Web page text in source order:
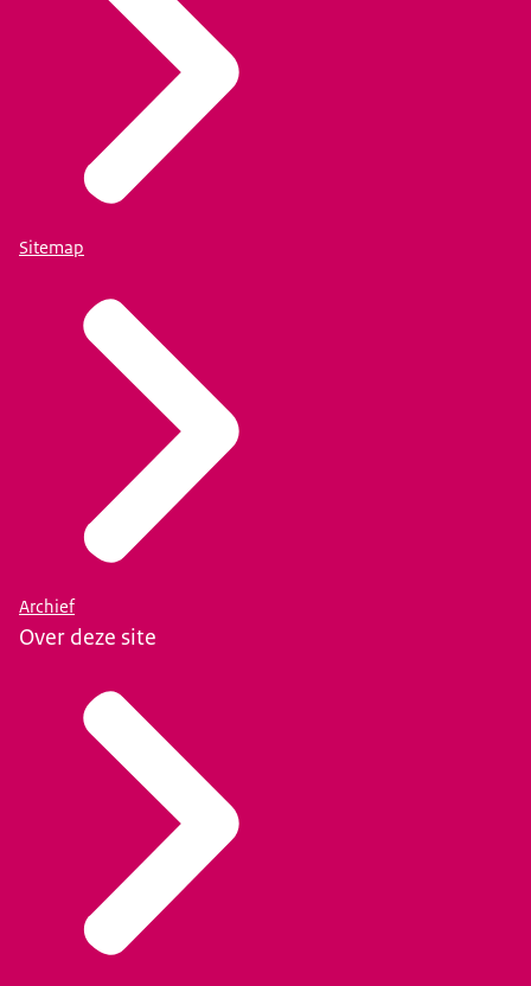
Sitemap
Archief
Over deze site